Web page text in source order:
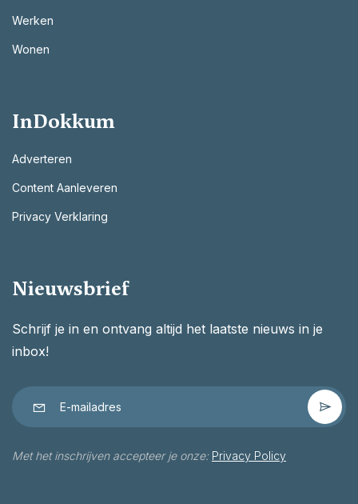
Werken
Wonen
InDokkum
Adverteren
Content Aanleveren
Privacy Verklaring
Nieuwsbrief
Schrijf je in en ontvang altijd het laatste nieuws in je
inbox!
Met het inschrijven accepteer je onze: Privacy Policy